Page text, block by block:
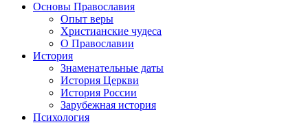
Основы Православия
Опыт веры
Христианские чудеса
О Православии
История
Знаменательные даты
История Церкви
История России
Зарубежная история
Психология